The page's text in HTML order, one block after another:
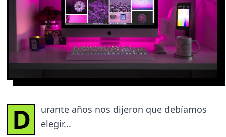
D
urante años nos dijeron que debíamos
elegir...